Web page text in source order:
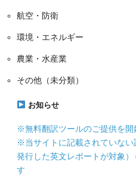
航空・防衛
環境・エネルギー
農業・水産業
その他（未分類）
お知らせ
※無料翻訳ツールのご提供を開
※当サイトに記載されていな
発行した英文レポートが対象
す